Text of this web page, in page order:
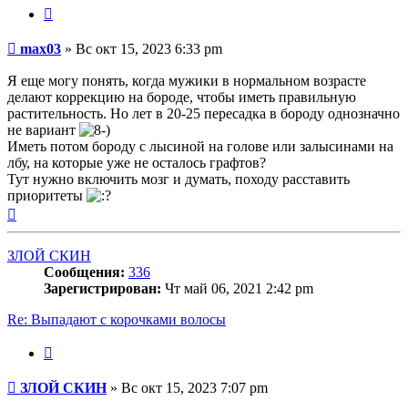
Сообщение
max03 » Вс окт 15, 2023 6:33 pm
Я еще могу понять, когда мужики в нормальном возрасте
делают коррекцию на бороде, чтобы иметь правильную
растительность. Но лет в 20-25 пересадка в бороду однозначно
не вариант
Иметь потом бороду с лысиной на голове или залысинами на
лбу, на которые уже не осталось графтов?
Тут нужно включить мозг и думать, походу расставить
приоритеты
ЗЛОЙ СКИН
Сообщения: 336
Зарегистрирован: Чт май 06, 2021 2:42 pm
Re: Выпадают с корочками волосы
Сообщение
ЗЛОЙ СКИН» Вс окт 15, 2023 7:07 pm